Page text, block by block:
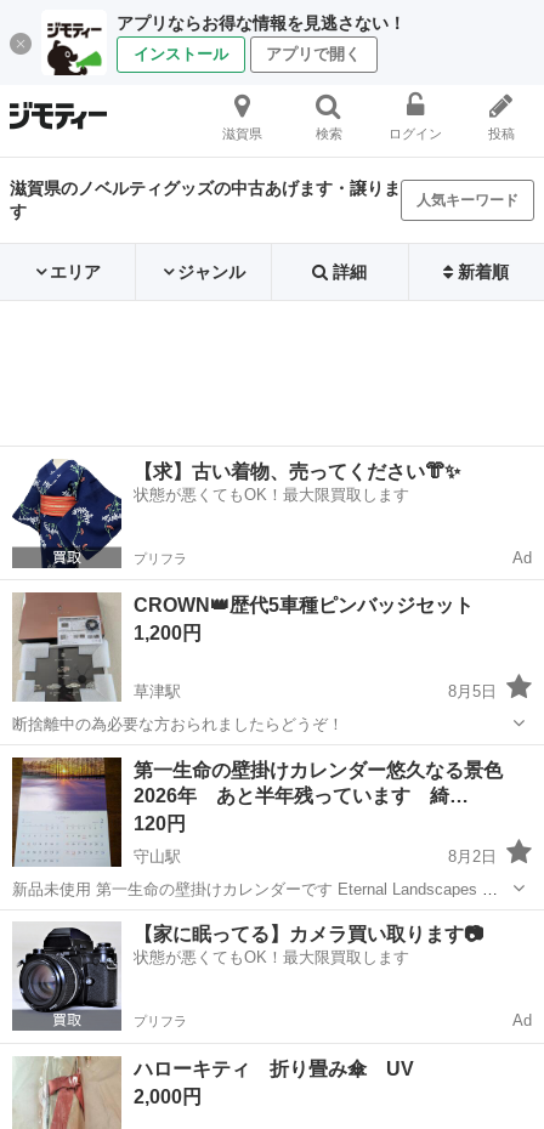
アプリならお得な情報を見逃さない！
インストール アプリで開く
滋賀県 検索 ログイン 投稿
滋賀県のノベルティグッズの中古あげます・譲りま
す
人気キーワード
エリア ジャンル 詳細 新着順
【求】古い着物、売ってください👘✨
状態が悪くてもOK！最大限買取します
プリフラ Ad
CROWN👑歴代5車種ピンバッジセット
1,200円
草津駅
8月5日
断捨離中の為必要な方おられましたらどうぞ！
滋賀 草津市 草津駅 ノベルティグッズ ピンバッジ
第一生命の壁掛けカレンダー悠久なる景色
2026年 あと半年残っています 綺…
120円
守山駅
8月2日
新品未使用 第一生命の壁掛けカレンダーです Eternal Landscapes 悠
久なる風景 2026年 あと半年残っています 綺麗な風景画です 手渡し
限定です 最初のメッセージにてご都合の良い日時をお願い致します🤗
滋賀 守山市 守山駅 ノベルティグッズ 第一生命
【家に眠ってる】カメラ買い取ります📷
状態が悪くてもOK！最大限買取します
プリフラ Ad
ハローキティ 折り畳み傘 UV
2,000円